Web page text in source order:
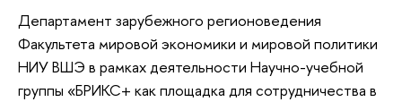
Департамент зарубежного регионоведения
Факультета мировой экономики и мировой политики
НИУ ВШЭ в рамках деятельности Научно-учебной
группы «БРИКС+ как площадка для сотрудничества в